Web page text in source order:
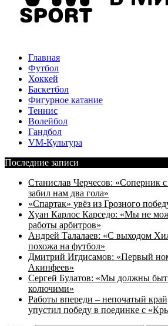
Главная
Футбол
Хоккей
Баскетбол
Фигурное катание
Теннис
Волейбол
Гандбол
VM-Культура
Последние записи
Станислав Черчесов: «Соперник с
забил нам два гола»
«Спартак» увёз из Грозного
Хуан Карлос Карседо: «Мы не
работы арбитров»
Андрей Талалаев: «С выходом
похожа на футбол»
Дмитрий Игдисамов: «Первый
Акинфеев»
Сергей Булатов: «Мы должны
колючими»
Работы впереди – непочатый
упустил победу в поединке с